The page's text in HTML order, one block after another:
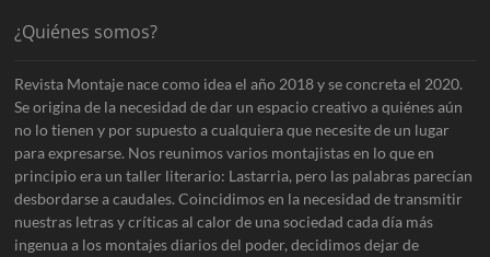
¿Quiénes somos?
Revista Montaje nace como idea el año 2018 y se concreta el 2020.
Se origina de la necesidad de dar un espacio creativo a quiénes aún
no lo tienen y por supuesto a cualquiera que necesite de un lugar
para expresarse. Nos reunimos varios montajistas en lo que en
principio era un taller literario: Lastarria, pero las palabras parecían
desbordarse a caudales. Coincidimos en la necesidad de transmitir
nuestras letras y críticas al calor de una sociedad cada día más
ingenua a los montajes diarios del poder, decidimos dejar de